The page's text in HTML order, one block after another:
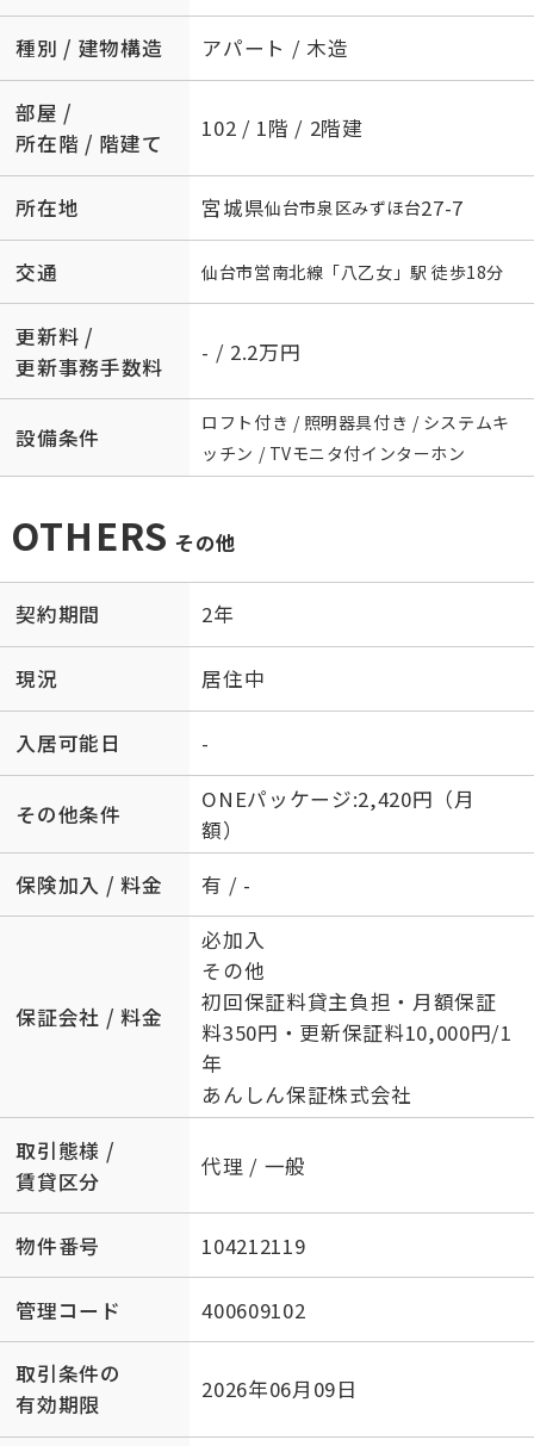
種別 / 建物構造 アパート / 木造
部屋 /
所在階 / 階建て
102 / 1階 / 2階建
所在地 宮城県仙台市泉区みずほ台27-7
交通 仙台市営南北線 「八乙女 」駅 徒歩18分
更新料 /
更新事務手数料
- / 2.2万円
設備条件
ロフト付き / 照明器具付き / システムキ
ッチン / TVモニタ付インターホン
OTHERS その他
契約期間 2年
現況 居住中
入居可能日 -
その他条件
ONEパッケージ:2,420円（月
額）
保険加入 / 料金
有 / -
保証会社 / 料金
必加入
その他
初回保証料貸主負担・月額保証
料350円・更新保証料10,000円/1
年
あんしん保証株式会社
取引態様 /
賃貸区分
代理 / 一般
物件番号 104212119
管理コード 400609102
取引条件の
有効期限
2026年06月09日